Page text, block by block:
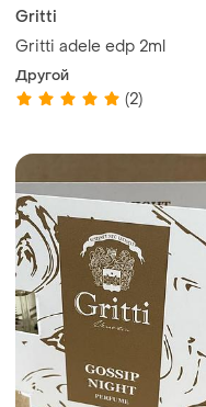
Gritti
Gritti adele edp 2ml
Другой
(2)